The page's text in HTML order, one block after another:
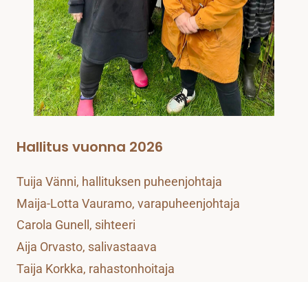
Hallitus vuonna 2026
Tuija Vänni, hallituksen puheenjohtaja
Maija-Lotta Vauramo, varapuheenjohtaja
Carola Gunell, sihteeri
Aija Orvasto, salivastaava
Taija Korkka, rahastonhoitaja